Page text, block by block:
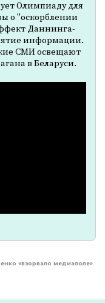
Олимпиаду для
о "оскорблении
Даннинга-
информации.
СМИ освещают
в Беларуси.
«взорвало медиаполе»